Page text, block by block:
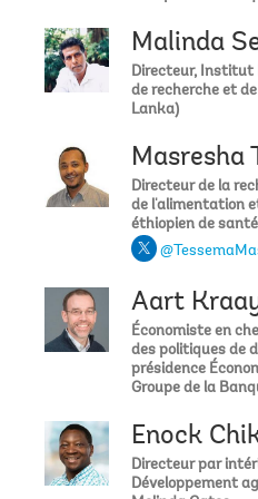
En effet, pour réduire le coût
équilibrée tout au long de
production et la distribution.
important et montre l'intérêt
afin d'examiner les
zones urbaines et rurales.
étape pour comprendre où et
transport peuvent être
ressources à cet effet.
Aussi avons nous besoin
veulent réellement participer
indicateurs, et l'accès facile
@Amanda - merci pour ces
sommes tout à fait d'accord,
importante pour développer
Malinda
Directeur, Institut
de recherche et
Lanka)
Masresha
Directeur de la
de l'alimentation
éthiopien de
Aart
Économiste en
des politiques de
présidence
Groupe de la
Enock
Directeur par
Développement